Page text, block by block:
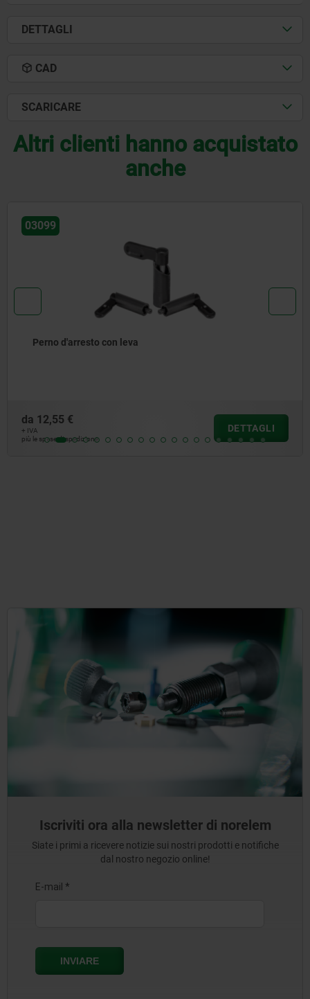
DETTAGLI
CAD
SCARICARE
Altri clienti hanno acquistato
anche
Chiavistello
più le spese di spedizione
Iscriviti ora alla newsletter di norelem
Siate i primi a ricevere notizie sui nostri prodotti e notifiche
dal nostro negozio online!